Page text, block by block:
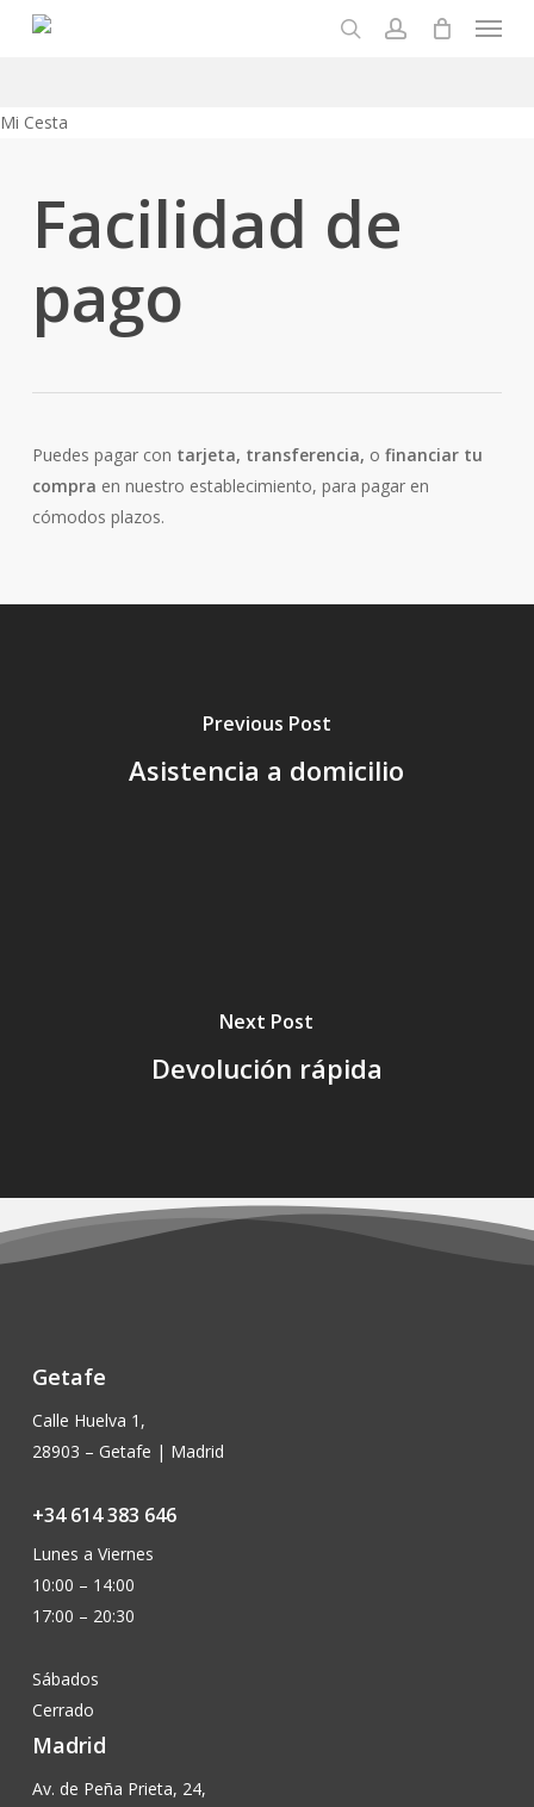
Menu
Mi Cesta
Facilidad de
pago
Puedes pagar con tarjeta, transferencia, o financiar tu
compra en nuestro establecimiento, para pagar en
cómodos plazos.
Previous Post
Asistencia a domicilio
Next Post
Devolución rápida
Getafe
Calle Huelva 1,
28903 – Getafe | Madrid
+34 614 383 646
Lunes a Viernes
10:00 – 14:00
17:00 – 20:30
Sábados
Cerrado
Madrid
Av. de Peña Prieta, 24,